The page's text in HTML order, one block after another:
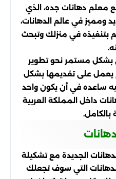
معلم دهانات جده، الذي
ومميز في عالم الدهانات،
بتنفيذه في منزلك وتبحث
مستمر نحو تطوير
يعمل على تقديمها بشكل
ساعده في أن يكون واحد
داخل المملكة العربية
بالكامل.
الجديدة مع تشكيلة
التي سوف تجعلك